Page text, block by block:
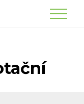
Menu